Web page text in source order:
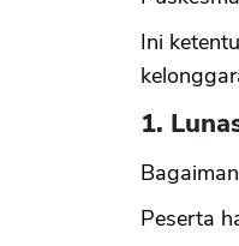
Ini
1.
Peserta